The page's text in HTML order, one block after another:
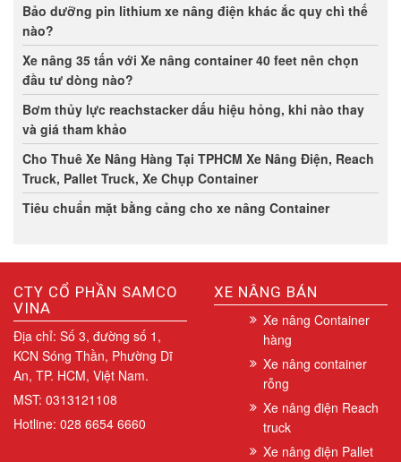
Bảo dưỡng pin lithium xe nâng điện khác ắc quy chì thế
nào?
Xe nâng 35 tấn với Xe nâng container 40 feet nên chọn
đầu tư dòng nào?
Bơm thủy lực reachstacker dấu hiệu hỏng, khi nào thay
và giá tham khảo
Cho Thuê Xe Nâng Hàng Tại TPHCM Xe Nâng Điện, Reach
Truck, Pallet Truck, Xe Chụp Container
Tiêu chuẩn mặt bằng cảng cho xe nâng Container
CTY CỔ PHẦN SAMCO
VINA
Địa chỉ: Số 3, đường số 1,
KCN Sóng Thần, Phường Dĩ
An, TP. HCM, Việt Nam.
MST: 0313121108
Hotline: 028 6654 6660
XE NÂNG BÁN
Xe nâng Container
hàng
Xe nâng container
rỗng
Xe nâng điện Reach
truck
Xe nâng điện Pallet